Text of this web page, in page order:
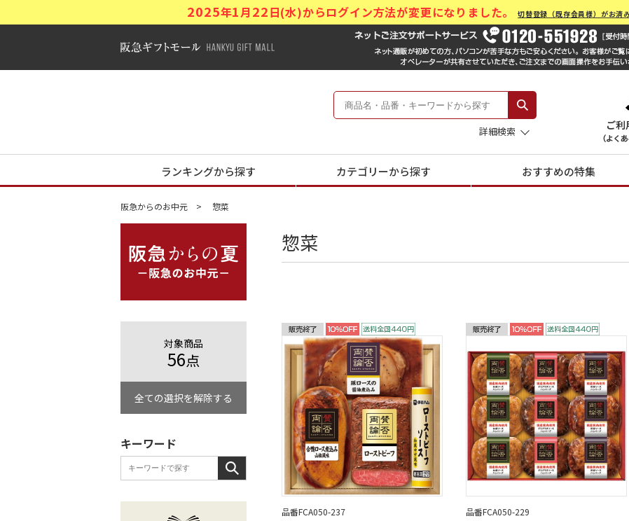
2025年1月22日(水)からログイン方法が変更になりました。切替登録（既存会員様）がお済
阪急ギフトモール Hankyu Gift Mall
阪急からの夏 -阪急のお中元-
詳細検索
ランキングから探す カテゴリーから探す おすすめの特集
阪急からのお中元 惣菜
惣菜
品番FCA050-237 品番FCA050-229
対象商品
56点
全ての選択を解除する
キーワード